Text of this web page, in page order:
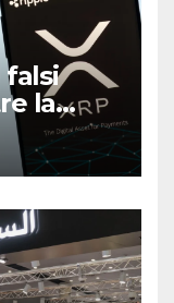
la
utenti